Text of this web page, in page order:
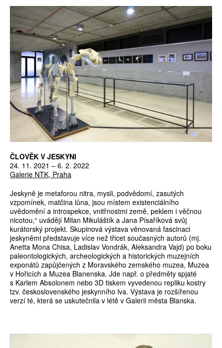
ČLOVĚK V JESKYNI
24. 11. 2021 – 6. 2. 2022
Galerie NTK, Praha
Jeskyně je metaforou nitra, mysli, podvědomí, zasutých
vzpomínek, matčina lůna, jsou místem existenciálního
uvědomění a introspekce, vnitřnostmi země, peklem i věčnou
nicotou,“ uvádějí Milan Mikuláštík a Jana Písaříková svůj
kurátorský projekt. Skupinová výstava věnovaná fascinaci
jeskyněmi představuje více než třicet současných autorů (mj.
Anetta Mona Chisa, Ladislav Vondrák, Aleksandra Vajd) po boku
paleontologických, archeologických a historických muzejních
exponátů zapůjčených z Moravského zemského muzea, Muzea
v Hořicích a Muzea Blanenska. Jde např. o předměty spjaté
s Karlem Absolonem nebo 3D tiskem vyvedenou repliku kostry
tzv. československého jeskynního lva. Výstava je rozšířenou
verzí té, která se uskutečnila v létě v Galerii města Blanska.